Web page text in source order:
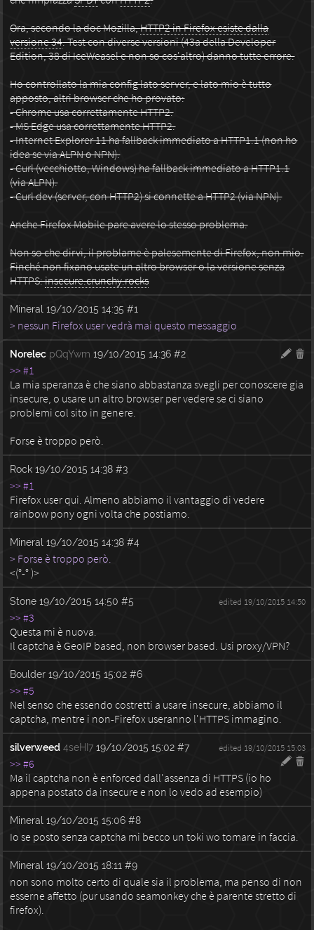
Ora, secondo la doc Mozilla,HTTP2 in Firefox esiste dalla
versione 34. Test con diverse versioni (43a della Developer
Edition, 38 di IceWeasel e non so cos'altro) danno tutte errore.
Ho controllato la mia config lato server, e lato mio è tutto
apposto, altri browser che ho provato:
- Chrome usa correttamente HTTP2.
- MS Edge usa correttamente HTTP2.
- Internet Explorer 11 ha fallback immediato a HTTP1.1 (non ho
idea se via ALPN o NPN).
- Curl (vecchiotto, Windows) ha fallback immediato a HTTP1.1
(via ALPN).
- Curl dev (server, con HTTP2) si connette a HTTP2 (via NPN).
Anche Firefox Mobile pare avere lo stesso problema.
Non so che dirvi, il problame è palesemente di Firefox, non mio.
Finché non fixano usate un altro browser o la versione senza
HTTPS:insecure.crunchy.rocks
Mineral 19/10/2015 14:35 #1
> nessun Firefox user vedrà mai questo messaggio
Norelec pQqYwm 19/10/2015 14:36 #2
>> #1
La mia speranza è che siano abbastanza svegli per conoscere gia
insecure, o usare un altro browser per vedere se ci siano
problemi col sito in genere.
Forse è troppo però.
Rock 19/10/2015 14:38 #3
>> #1
Firefox user qui. Almeno abbiamo il vantaggio di vedere
rainbow pony ogni volta che postiamo.
Mineral 19/10/2015 14:38 #4
> Forse è troppo però.
<(°-° )>
Stone 19/10/2015 14:50 #5 edited 19/10/2015 14:50
>> #3
Questa mi è nuova.
Il captcha è GeoIP based, non browser based. Usi proxy/VPN?
Boulder 19/10/2015 15:02 #6
>> #5
Nel senso che essendo costretti a usare insecure, abbiamo il
captcha, mentre i non-Firefox useranno l'HTTPS immagino.
silverweed 4seHI7 19/10/2015 15:02 #7 edited 19/10/2015 15:03
>> #6
Ma il captcha non è enforced dall'assenza di HTTPS (io ho
appena postato da insecure e non lo vedo ad esempio)
Mineral 19/10/2015 15:06 #8
Io se posto senza captcha mi becco un toki wo tomare in faccia.
Mineral 19/10/2015 18:11 #9
non sono molto certo di quale sia il problema, ma penso di non
esserne affetto (pur usando seamonkey che è parente stretto di
firefox).